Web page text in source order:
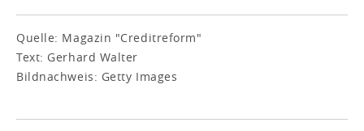
Quelle: Magazin "Creditreform"
Text: Gerhard Walter
Bildnachweis: Getty Images